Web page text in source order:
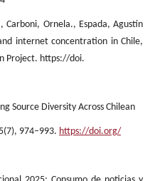
Ornela., Espada, Agustín
internet concentration in Chile,
Project. https://doi.
Source Diversity Across Chilean
974–993. https://doi.org/